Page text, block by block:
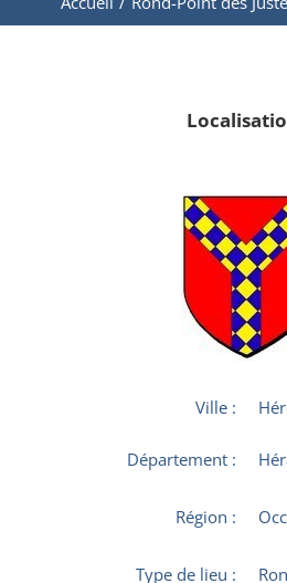
Ville :
Département :
Région :
Type de lieu :